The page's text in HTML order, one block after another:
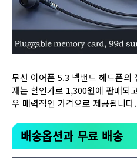
무선 이어폰 5.3 넥밴드 헤드폰의
재는 할인가로 1,300원에 판매되
우 매력적인 가격으로 제공됩니다.
배송옵션과 무료 배송